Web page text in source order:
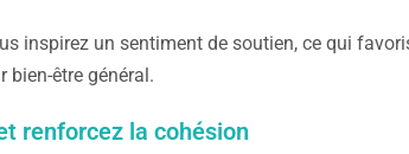
inspirez un sentiment de soutien, ce qui
bien-être général.
renforcez la cohésion